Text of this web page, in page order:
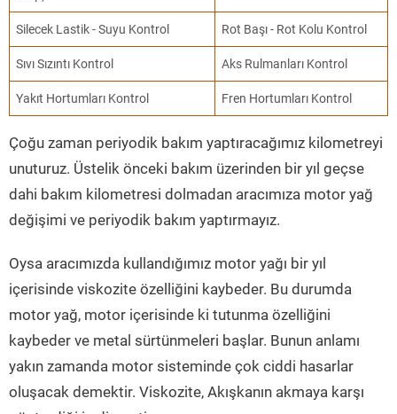
Silecek Lastik - Suyu Kontrol Rot Başı - Rot Kolu Kontrol
Sıvı Sızıntı Kontrol Aks Rulmanları Kontrol
Yakıt Hortumları Kontrol Fren Hortumları Kontrol
Çoğu zaman periyodik bakım yaptıracağımız kilometreyi
unuturuz. Üstelik önceki bakım üzerinden bir yıl geçse
dahi bakım kilometresi dolmadan aracımıza motor yağ
değişimi ve periyodik bakım yaptırmayız.
Oysa aracımızda kullandığımız motor yağı bir yıl
içerisinde viskozite özelliğini kaybeder. Bu durumda
motor yağ, motor içerisinde ki tutunma özelliğini
kaybeder ve metal sürtünmeleri başlar. Bunun anlamı
yakın zamanda motor sisteminde çok ciddi hasarlar
oluşacak demektir. Viskozite, Akışkanın akmaya karşı